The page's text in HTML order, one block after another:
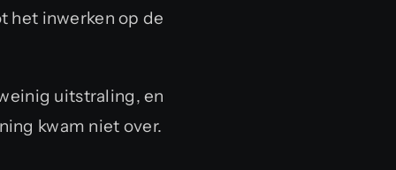
het inwerken op de
uitstraling, en
kwam niet over.